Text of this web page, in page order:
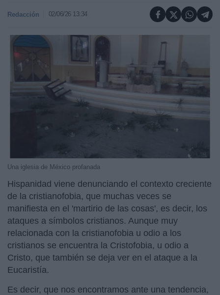
Redacción 02/06/26 13:34
Una iglesia de México profanada
Hispanidad viene denunciando el contexto creciente
de la cristianofobia, que muchas veces se
manifiesta en el 'martirio de las cosas', es decir, los
ataques a símbolos cristianos. Aunque muy
relacionada con la cristianofobia u odio a los
cristianos se encuentra la Cristofobia, u odio a
Cristo, que también se deja ver en el ataque a la
Eucaristía.
Es decir, que nos encontramos ante una tendencia,